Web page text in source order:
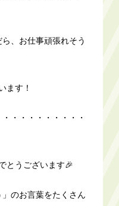
、お仕事頑張れそう
ます！
・・・・・・・・・
とうございます🎉
のお言葉をたくさん